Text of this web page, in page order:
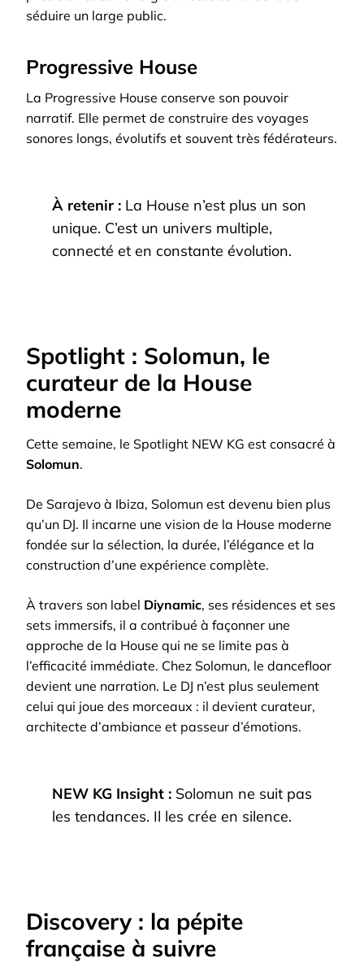
séduire un large public.
Progressive House
La Progressive House conserve son pouvoir
narratif. Elle permet de construire des voyages
sonores longs, évolutifs et souvent très fédérateurs.
À retenir : La House n’est plus un son
unique. C’est un univers multiple,
connecté et en constante évolution.
Spotlight : Solomun, le
curateur de la House
moderne
Cette semaine, le Spotlight NEW KG est consacré à
Solomun.
De Sarajevo à Ibiza, Solomun est devenu bien plus
qu’un DJ. Il incarne une vision de la House moderne
fondée sur la sélection, la durée, l’élégance et la
construction d’une expérience complète.
À travers son label Diynamic, ses résidences et ses
sets immersifs, il a contribué à façonner une
approche de la House qui ne se limite pas à
l’efficacité immédiate. Chez Solomun, le dancefloor
devient une narration. Le DJ n’est plus seulement
celui qui joue des morceaux : il devient curateur,
architecte d’ambiance et passeur d’émotions.
NEW KG Insight : Solomun ne suit pas
les tendances. Il les crée en silence.
Discovery : la pépite
française à suivre